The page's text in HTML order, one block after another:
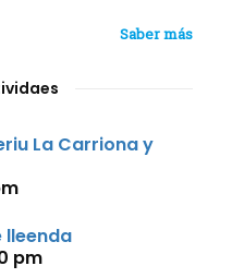
Saber más
La Carriona y
lleenda
pm